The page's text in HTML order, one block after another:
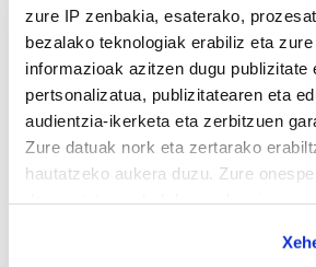
zure IP zenbakia, esaterako,
bezalako teknologiak erabiliz eta
informazioak azitzen dugu publizitate
pertsonalizatua, publizitatearen eta
audientzia-ikerketa eta zerbitzuen
Zure datuak nork eta zertarako
hautatzeko aukera duzu. Zure